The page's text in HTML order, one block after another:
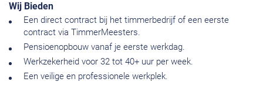
Wij Bieden
Een direct contract bij het timmerbedrijf of een eerste
contract via TimmerMeesters.
Pensioenopbouw vanaf je eerste werkdag.
Werkzekerheid voor 32 tot 40+ uur per week.
Een veilige en professionele werkplek.